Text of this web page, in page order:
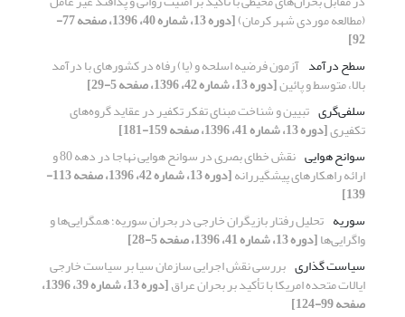
(مطالعه موردی شهر کرمان) [دوره 13، شماره 40، 1396، صفحه 77-
92]
سطح درآمد آزمون فرضیه اسلحه و (یا) رفاه در کشورهای با درآمد
بالا، متوسط و پائین[دوره 13، شماره 42، 1396، صفحه 5-29]
سلفی‌گری تبیین و شناخت مبنای تفکر تکفیر در عقاید گروه‌های
تکفیری[دوره 13، شماره 41، 1396، صفحه 159-181]
سوانح هوایی
نقش خطای بصری در سوانح هوایی نهاجا در دهه 80 و
ارائه راهکارهای پیشگیررانه [دوره 13، شماره 42، 1396، صفحه 113-
139]
سوریه تحلیل رفتار بازیگران خارجی در بحران سوریه؛ همگرایی‌ها و
واگرایی‌ها[دوره 13، شماره 41، 1396، صفحه 5-28]
سیاست گذاری بررسی نقش اجرایی سازمان سیا بر سیاست خارجی
ایالات متحده امریکا با تأکید بر بحران عراق [دوره 13، شماره 39، 1396،
صفحه 99-124]